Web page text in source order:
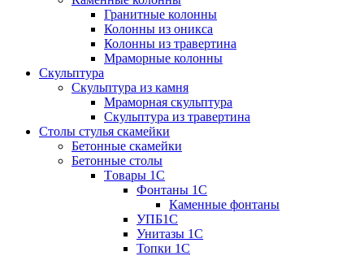
Гранитные колонны
Колонны из оникса
Колонны из травертина
Мраморные колонны
Скульптура
Скульптура из камня
Мраморная скульптура
Скульптура из травертина
Столы стулья скамейки
Бетонные скамейки
Бетонные столы
Tовары 1C
Фонтаны 1C
Каменные фонтаны
УПБ1С
Унитазы 1С
Топки 1С